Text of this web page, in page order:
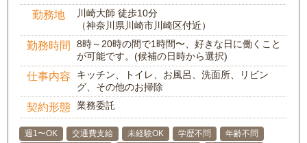
勤務地
川崎大師 徒歩10分
（神奈川県川崎市川崎区付近）
勤務時間
8時～20時の間で1時間〜、好きな日に働くこと
が可能です。(候補の日時から選択)
仕事内容
キッチン、トイレ、お風呂、洗面所、リビン
グ、その他のお掃除
契約形態 業務委託
週1〜OK 交通費支給 未経験OK 学歴不問
年齢不問